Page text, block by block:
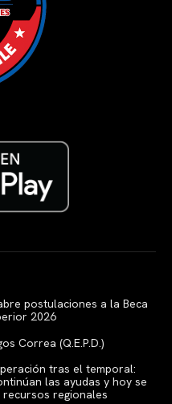
postulaciones a la Beca
2026
Correa (Q.E.P.D.)
tras el temporal:
las ayudas y hoy se
regionales